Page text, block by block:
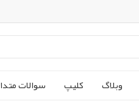
وبلاگ کليپ سوالات